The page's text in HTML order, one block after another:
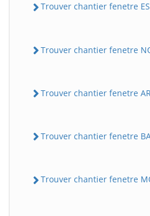
Trouver chantier fenetre
Trouver chantier fenetre
Trouver chantier fenetre
Trouver chantier fenetre
Trouver chantier fenetre